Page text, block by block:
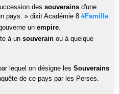
des souverains d'une
pays. » dixit Académie 8 #Famille
un empire.
à un souverain ou à quelque
lequel on désigne les Souverains
de ce pays par les Perses.